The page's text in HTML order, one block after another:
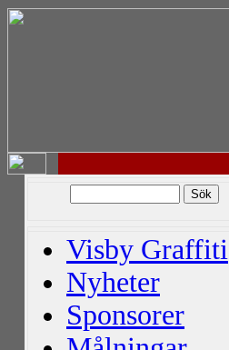
Visby Graffiti
Nyheter
Sponsorer